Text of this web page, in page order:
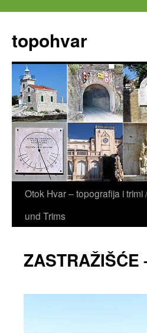
springen
topohvar
Otok Hvar – topografija i trimi
und Trims
ZASTRAŽIŠĆE